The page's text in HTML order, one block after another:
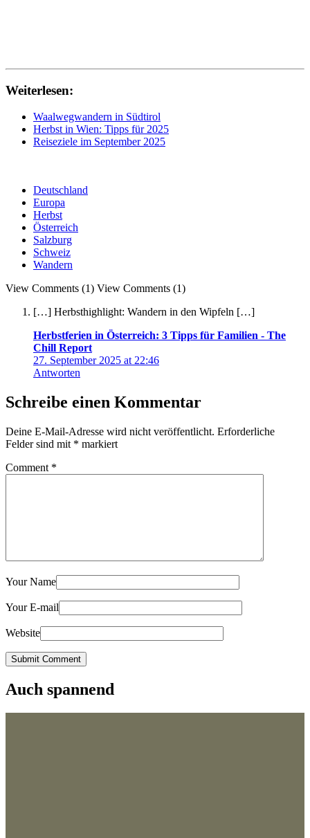
Weiterlesen:
Waalwegwandern in Südtirol
Herbst in Wien: Tipps für 2025
Reiseziele im September 2025
Deutschland
Europa
Herbst
Österreich
Salzburg
Schweiz
Wandern
View Comments (1) View Comments (1)
[…] Herbsthighlight: Wandern in den Wipfeln […]
Herbstferien in Österreich: 3 Tipps für Familien - The
Chill Report
27. September 2025 at 22:46
Antworten
Schreibe einen Kommentar
Deine E-Mail-Adresse wird nicht veröffentlicht. Erforderliche
Felder sind mit * markiert
Comment *
Your Name
Your E-mail
Website
Submit Comment
Auch spannend